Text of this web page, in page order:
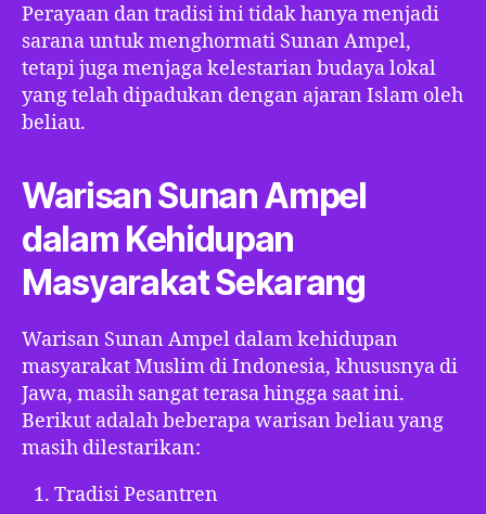
Perayaan dan tradisi ini tidak hanya menjadi
sarana untuk menghormati Sunan Ampel,
tetapi juga menjaga kelestarian budaya lokal
yang telah dipadukan dengan ajaran Islam oleh
beliau.
Warisan Sunan Ampel
dalam Kehidupan
Masyarakat Sekarang
Warisan Sunan Ampel dalam kehidupan
masyarakat Muslim di Indonesia, khususnya di
Jawa, masih sangat terasa hingga saat ini.
Berikut adalah beberapa warisan beliau yang
masih dilestarikan:
Tradisi Pesantren